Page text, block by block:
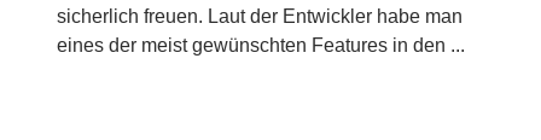
sicherlich freuen. Laut der Entwickler habe man
eines der meist gewünschten Features in den ...